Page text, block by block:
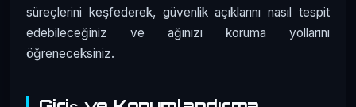
süreçlerini keşfederek, güvenlik açıklarını nasıl tespit
edebileceğiniz ve ağınızı koruma yollarını
öğreneceksiniz.